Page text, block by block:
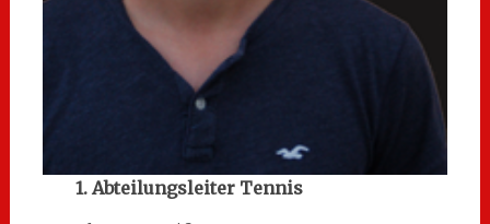
1. Abteilungsleiter Tennis